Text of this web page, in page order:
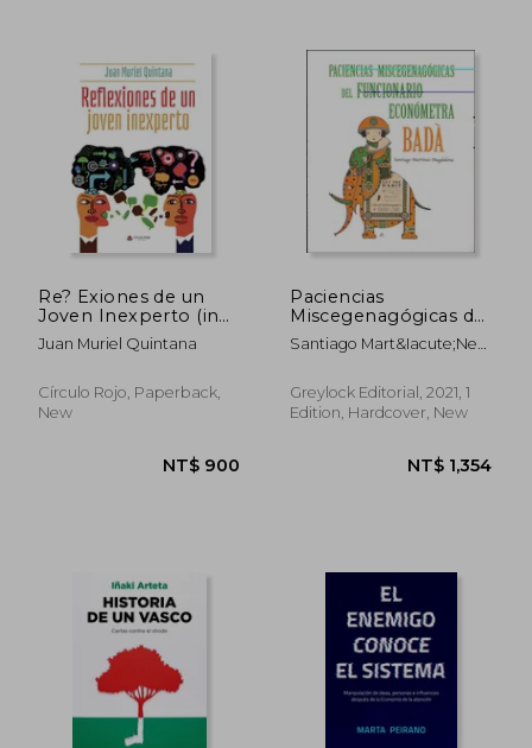
NT$ 1,116 NT$
Re? Exiones de un
Joven Inexperto (in
Spanish)
Juan Muriel Quintana
Círculo Rojo, Paperback,
New
NT$ 900
Paciencias
Miscegenagógicas del
Funcionario
Económetra Badà (in
Santiago Mart&Iacute;Nez-
Greylock Editorial, 2021, 1
Edition, Hardcover, New